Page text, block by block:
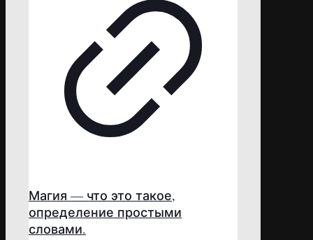
Магия — что это такое,
определение простыми
словами.